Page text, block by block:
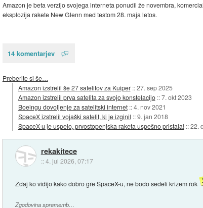
Amazon je beta verzijo svojega interneta ponudil že novembra,
eksplozija rakete New Glenn med testom 28. maja letos.
14 komentarjev
Preberite si še…
Amazon izstrelil še 27 satelitov za Kuiper ::27. sep 2025
Amazon izstrelil prva satelita za svojo konstelacijo ::7. okt 2023
Boeingu dovoljenje za satelitski internet ::4. nov 2021
SpaceX izstrelil vojaški satelit, ki je izginil ::9. jan 2018
SpaceX-u je uspelo, prvostopenjska raketa uspešno pristala! ::22.
rekakitece
::4. jul 2026, 07:17
Zdaj ko vidijo kako dobro gre SpaceX-u, ne bodo sedeli križem rok
Zgodovina sprememb…